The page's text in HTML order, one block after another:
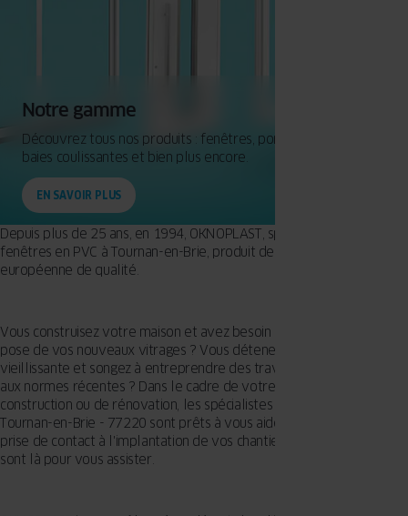
Notre gamme
Découvrez tous nos produits : fenêtres, portes d'entrée,
baies coulissantes et bien plus encore.
EN SAVOIR PLUS
Depuis plus de 25 ans, en 1994, OKNOPLAST, spécialiste des
fenêtres en PVC à Tournan-en-Brie, produit des menuiseries
européenne de qualité.
Vous construisez votre maison et avez besoin d'un expert pour la
pose de vos nouveaux vitrages ? Vous détenez une maison
vieillissante et songez à entreprendre des travaux pour l'adapter
aux normes récentes ? Dans le cadre de votre projet de
construction ou de rénovation, les spécialistes agréés OKNOPLAST à
Tournan-en-Brie - 77220 sont prêts à vous aider. Dès l'instant de la
prise de contact à l'implantation de vos chantiers de menuiserie, ils
sont là pour vous assister.